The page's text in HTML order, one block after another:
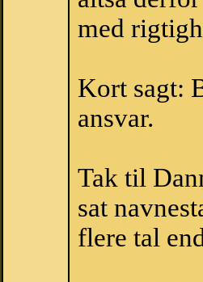
med
Kort sagt:
ansvar.
Tak til
sat
flere tal